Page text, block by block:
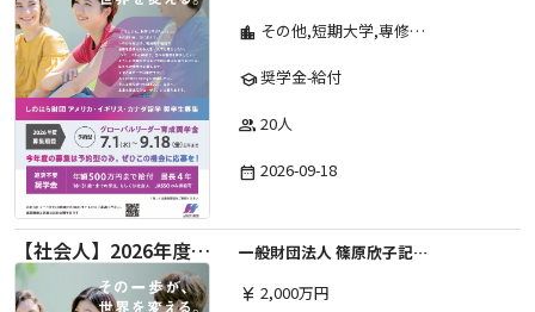
location_city その他,短期大学,専修学校,高等専門学校,高等学校,大学院,大学
school奨学金-給付
group 20人
date_range 2026-09-18
【社会人】2026年度 しのはら財団 アメリカ・イギリス・カナダ英語留学奨学金
一般財団法人 篠原欣子記念財団 (海外留学奨学金グループ)
currency_yen 2,000万円